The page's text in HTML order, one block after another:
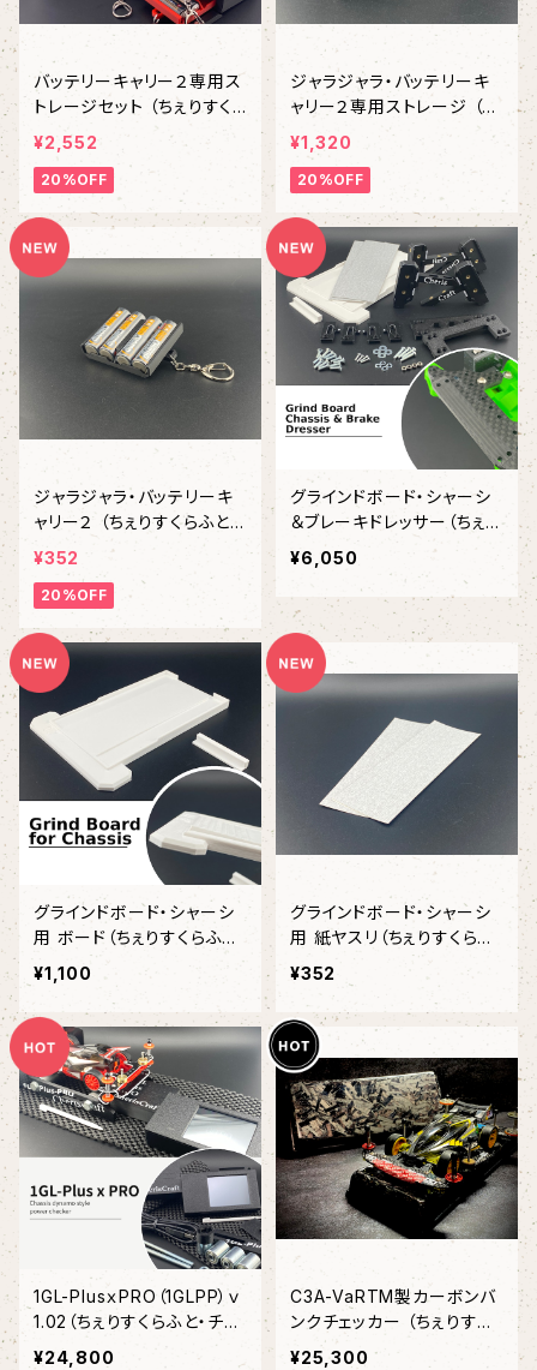
バッテリーキャリー２専用ス
トレージセット （ちぇりすく
らふと・チェリスクラフト）
¥2,552
20%OFF
ジャラジャラ・バッテリーキ
ャリー２専用ストレージ （ち
ぇりすくらふと・チェリスクラ
フト）
¥1,320
20%OFF
ジャラジャラ・バッテリーキ
ャリー２ （ちぇりすくらふと・
チェリスクラフト）
¥352
20%OFF
グラインドボード・シャーシ
＆ブレーキドレッサー（ちぇり
すくらふと/チェリスクラフ
¥6,050
グラインドボード・シャーシ
用 ボード（ちぇりすくらふと/
チェリスクラフト）
¥1,100
グラインドボード・シャーシ
用 紙ヤスリ（ちぇりすくらふ
と/チェリスクラフト）
¥352
1GL-PlusｘPRO（1GLPP）ｖ
1.02（ちぇりすくらふと・チェ
リスクラフト）
¥24,800
C3A-VaRTM製カーボンバ
ンクチェッカー （ちぇりすく
らふと・チェリスクラフト）
¥25,300